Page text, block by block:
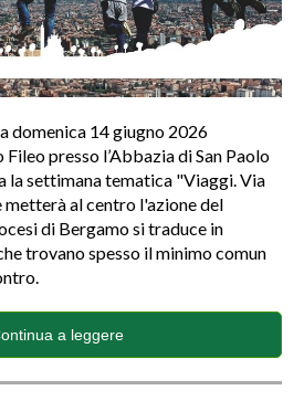
domenica 14 giugno 2026
presso l’Abbazia di San Paolo
la settimana tematica "Viaggi. Via
al centro l'azione del
di Bergamo si traduce in
trovano spesso il minimo comun
a leggere